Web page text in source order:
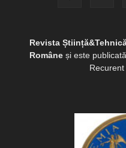
Revista
Româneși este
Recurent